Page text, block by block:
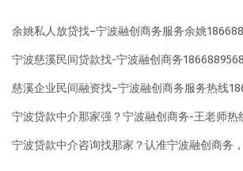
余姚私人放贷找–宁波融创商务服务余姚
宁波慈溪民间贷款找-宁波融创商务
慈溪企业民间融资找–宁波融创商务服务热线
宁波贷款中介那家强？宁波融创商务-王老师热
宁波贷款中介咨询找那家？认准宁波融创商务